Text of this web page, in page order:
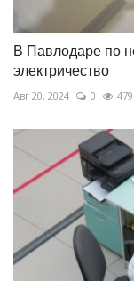
В Павлодаре по
электричество
Авг 20, 2024 0 479